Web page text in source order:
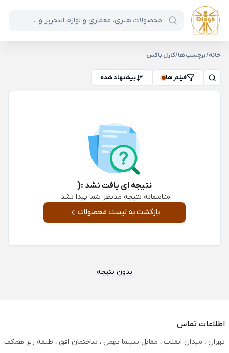
خانه/برچسب ها/کارل باکس
فیلتر ها پیشنهاد شده
نتیجه ای یافت نشد :(
متاسفانه نتیجه مدنظر شما پیدا نشد.
بازگشت به لیست محصولات
بدون نتیجه
اطلاعات تماس
تهران ، میدان انقلاب ، مقابل سینما بهمن ، ساختمان افق ، طبقه زیر همکف